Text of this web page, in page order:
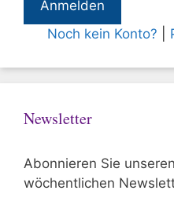
Noch kein Konto?
Newsletter
Abonnieren Sie
wöchentlichen